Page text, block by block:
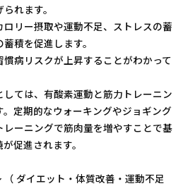
れます。
リー摂取や運動不足、ストレスの蓄
積を促進します。
病リスクが上昇することがわかって
ては、有酸素運動と筋力トレーニン
定期的なウォーキングやジョギング
ーニングで筋肉量を増やすことで基
促進されます。
ダイエット・体質改善・運動不足